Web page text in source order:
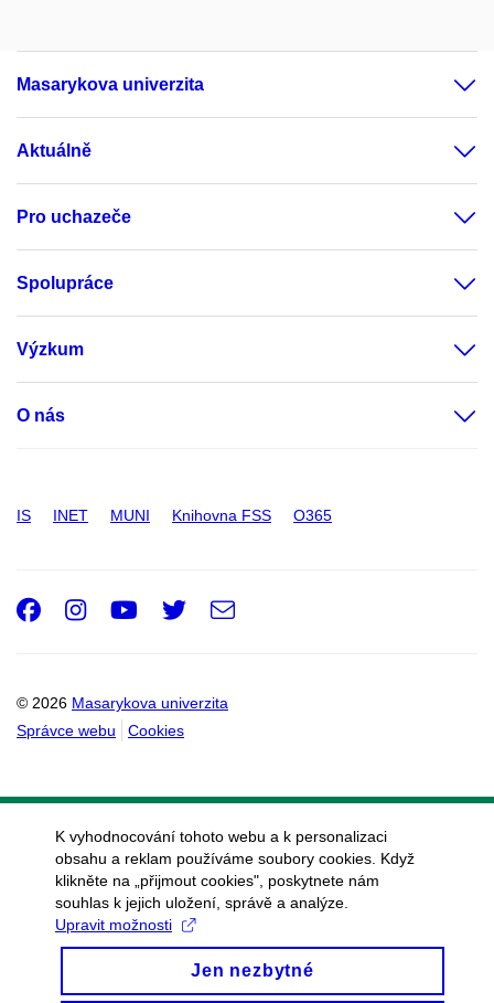
Masarykova univerzita
Aktuálně
Pro uchazeče
Spolupráce
Výzkum
O nás
IS INET MUNI Knihovna FSS O365
© 2026 Masarykova univerzita
Správce webu
Cookies
Facebook
Instagram
Youtube
Twitter
e-
K vyhodnocování tohoto webu a k personalizaci
obsahu a reklam používáme soubory cookies. Když
klikněte na „přijmout cookies", poskytnete nám
souhlas k jejich uložení, správě a analýze.
Upravit možnosti
Jen nezbytné